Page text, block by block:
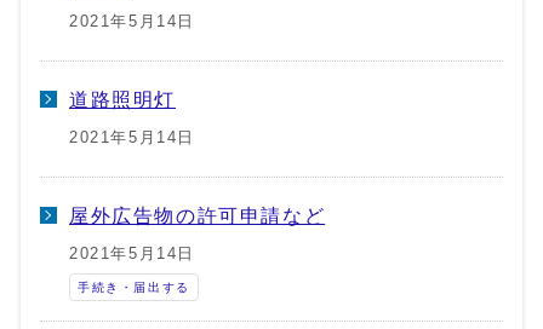
2021年5月14日
道路照明灯
2021年5月14日
屋外広告物の許可申請など
2021年5月14日
手続き・届出する